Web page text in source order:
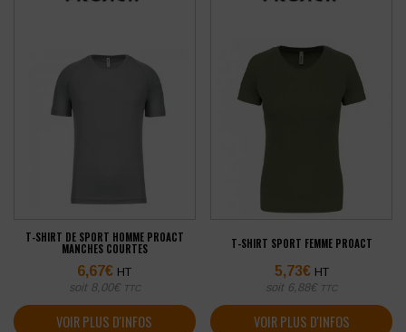
T-SHIRT DE SPORT HOMME PROACT
MANCHES COURTES
6,67€ HT
soit 8,00€ TTC
VOIR PLUS D'INFOS
T-SHIRT SPORT FEMME PROACT
5,73€ HT
soit 6,88€ TTC
VOIR PLUS D'INFOS